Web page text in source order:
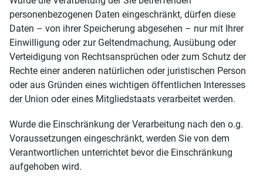
personenbezogenen Daten eingeschränkt, dürfen diese
Daten – von ihrer Speicherung abgesehen – nur mit Ihrer
Einwilligung oder zur Geltendmachung, Ausübung oder
Verteidigung von Rechtsansprüchen oder zum Schutz der
Rechte einer anderen natürlichen oder juristischen Person
oder aus Gründen eines wichtigen öffentlichen Interesses
der Union oder eines Mitgliedstaats verarbeitet werden.
Wurde die Einschränkung der Verarbeitung nach den o.g.
Voraussetzungen eingeschränkt, werden Sie von dem
Verantwortlichen unterrichtet bevor die Einschränkung
aufgehoben wird.